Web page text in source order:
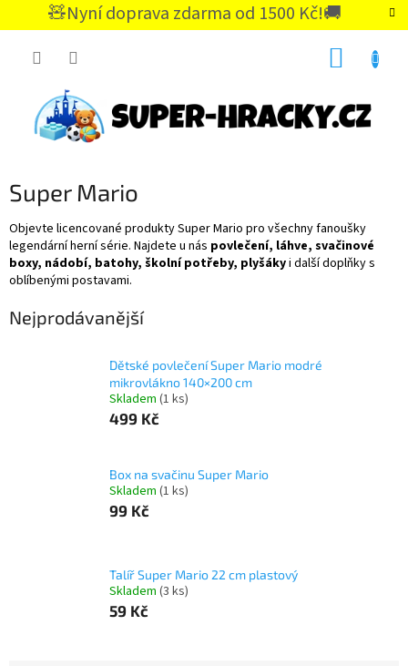
🧸Nyní doprava zdarma od 1500 Kč!🚚
CZK
Super Mario
Objevte licencované produkty Super Mario pro všechny fanoušky
legendární herní série. Najdete u nás povlečení, láhve, svačinové
boxy, nádobí, batohy, školní potřeby, plyšákyi další doplňky s
oblíbenými postavami.
Nejprodávanější
Dětské povlečení Super Mario modré
mikrovlákno 140×200 cm
Skladem (1 ks)
499 Kč
Box na svačinu Super Mario
Skladem (1 ks)
99 Kč
Talíř Super Mario 22 cm plastový
Skladem (3 ks)
59 Kč